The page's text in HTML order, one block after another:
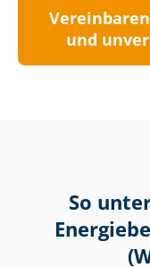
und
So